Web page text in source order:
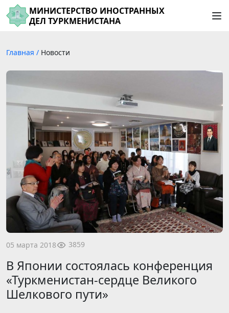
МИНИСТЕРСТВО ИНОСТРАННЫХ
ДЕЛ ТУРКМЕНИСТАНА
Главная / Новости
05 марта 2018 3859
В Японии состоялась конференция
«Туркменистан-сердце Великого
Шелкового пути»